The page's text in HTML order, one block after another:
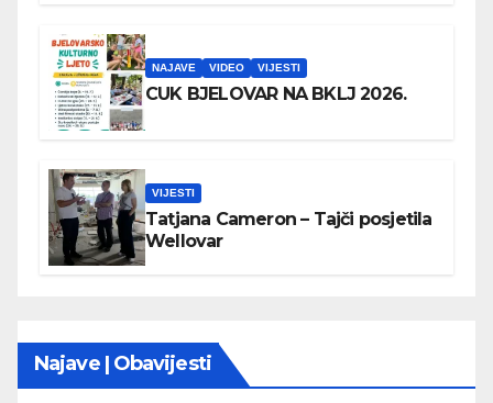
NAJAVE VIDEO VIJESTI
CUK BJELOVAR NA BKLJ 2026.
VIJESTI
Tatjana Cameron – Tajči posjetila
Wellovar
Najave | Obavijesti